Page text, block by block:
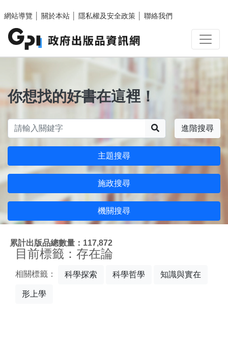
網站導覽
關於本站 隱私權及安全政策 聯絡我們
你想找的好書在這裡！
進階搜尋
主題搜尋
施政搜尋
機關搜尋
累計出版品總數量：117,872
目前標籤：存在論
相關標籤： 科學探索 科學哲學 知識與實在
形上學